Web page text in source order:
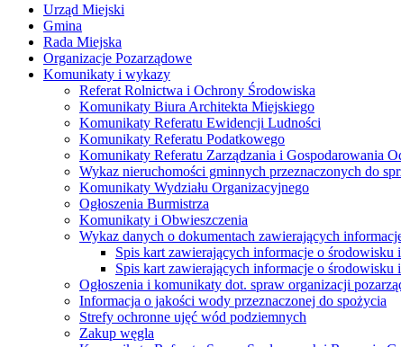
Urząd Miejski
Gmina
Rada Miejska
Organizacje Pozarządowe
Komunikaty i wykazy
Referat Rolnictwa i Ochrony Środowiska
Komunikaty Biura Architekta Miejskiego
Komunikaty Referatu Ewidencji Ludności
Komunikaty Referatu Podatkowego
Komunikaty Referatu Zarządzania i Gospodarowania
Wykaz nieruchomości gminnych przeznaczonych do
Komunikaty Wydziału Organizacyjnego
Ogłoszenia Burmistrza
Komunikaty i Obwieszczenia
Wykaz danych o dokumentach zawierających
Spis kart zawierających informacje o
Spis kart zawierających informacje o środowisku
Ogłoszenia i komunikaty dot. spraw organizacji
Informacja o jakości wody przeznaczonej do spożycia
Strefy ochronne ujęć wód podziemnych
Zakup węgla